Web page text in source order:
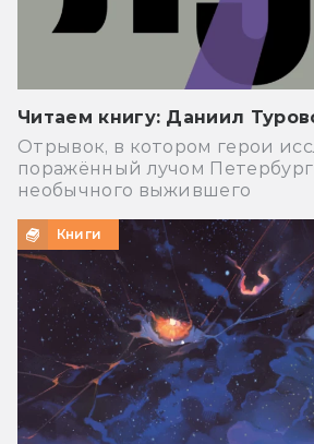
Читаем книгу: Даниил
Отрывок, в котором герои
поражённый лучом
необычного выжившего
Книги